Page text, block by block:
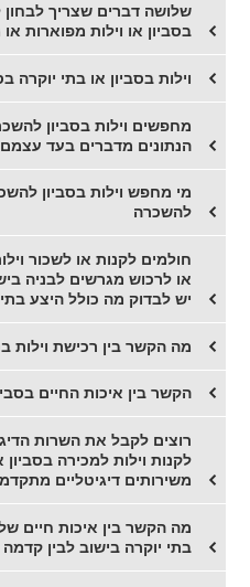
שלושה דברים שצריך לבחון
בסביון או וילות מפוארות
וילות בסביון או בתי יוקרה
מחפשים וילות בסביון
הנתונים מדברים בעד עצמם
מי מחפש וילות בסביון
להשכרה
חולמים לקנות או לשכור
או לרכוש מגרשים לבניה
יש לבדוק מה כולל היצע
מה הקשר בין רכישת וילות
הקשר בין איכות החיים
רוצים לקבל את השרות
לקנות וילות למכירה
משירותים דיגיטליים
מה הקשר בין איכות חיים
בתי יוקרה בישוב לבין